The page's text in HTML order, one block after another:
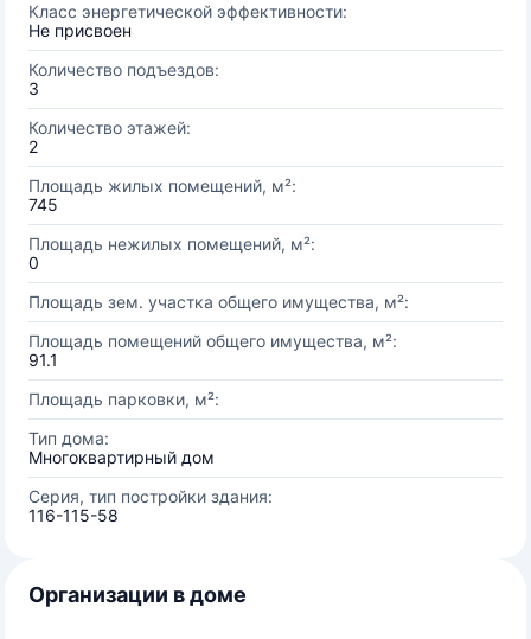
Класс энергетической эффективности:
Не присвоен
Количество подъездов:
3
Количество этажей:
2
Площадь жилых помещений, м²:
745
Площадь нежилых помещений, м²:
0
Площадь зем. участка общего имущества, м²:
Площадь помещений общего имущества, м²:
91.1
Площадь парковки, м²:
Тип дома:
Многоквартирный дом
Серия, тип постройки здания:
116-115-58
Организации в доме